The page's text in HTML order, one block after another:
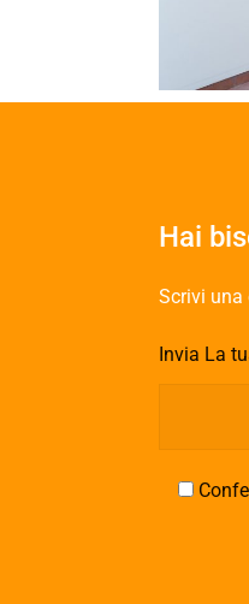
Hai
Scrivi una
Invia La